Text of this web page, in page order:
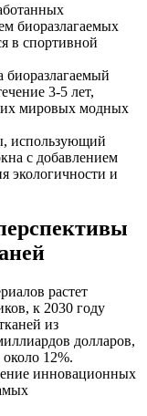
биоразлагаемых
в спортивной
биоразлагаемый
3-5 лет,
мировых модных
использующий
с добавлением
экологичности и
растет
к 2030 году
из
долларов,
около 12%.
инновационных